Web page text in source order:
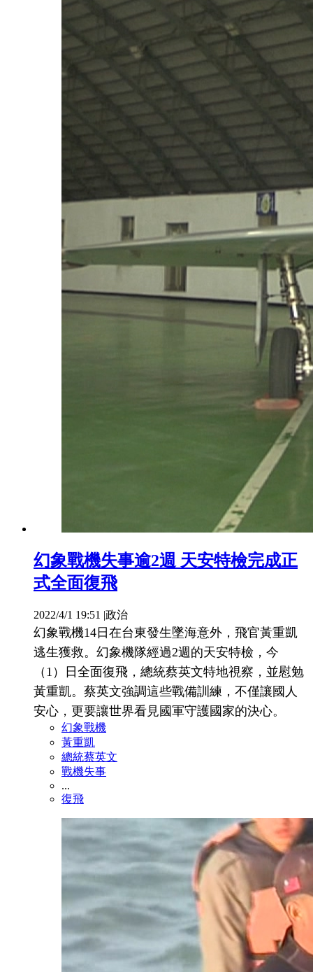
幻象戰機失事逾2週 天安特檢完成正
式全面復飛
2022/4/1 19:51 |政治
幻象戰機14日在台東發生墜海意外，飛官黃重凱
逃生獲救。幻象機隊經過2週的天安特檢，今
（1）日全面復飛，總統蔡英文特地視察，並慰勉
黃重凱。蔡英文強調這些戰備訓練，不僅讓國人
安心，更要讓世界看見國軍守護國家的決心。
幻象戰機
黃重凱
總統蔡英文
戰機失事
...
復飛